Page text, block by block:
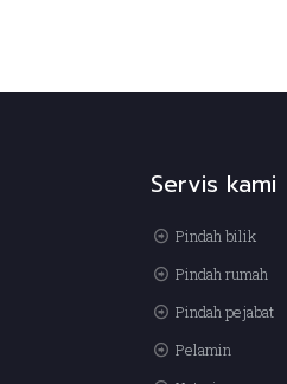
Servis kami
Pindah bilik
Pindah rumah
Pindah pejabat
Pelamin